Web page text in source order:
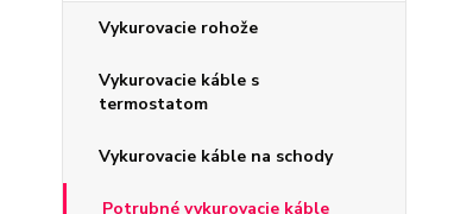
Vykurovacie rohože
Vykurovacie káble s
termostatom
Vykurovacie káble na schody
Potrubné vykurovacie káble